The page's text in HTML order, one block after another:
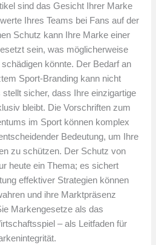
sind das Gesicht Ihrer Marke
Ihres Teams bei Fans auf der
Schutz kann Ihre Marke einer
sein, was möglicherweise
könnte. Der Bedarf an
Sport-Branding kann nicht
sicher, dass Ihre einzigartige
bleibt. Die Vorschriften zum
im Sport können komplex
Bedeutung, um Ihre
zu schützen. Der Schutz von
heute ein Thema; es sichert
effektiver Strategien können
und ihre Marktpräsenz
Markengesetze als das
– als Leitfaden für